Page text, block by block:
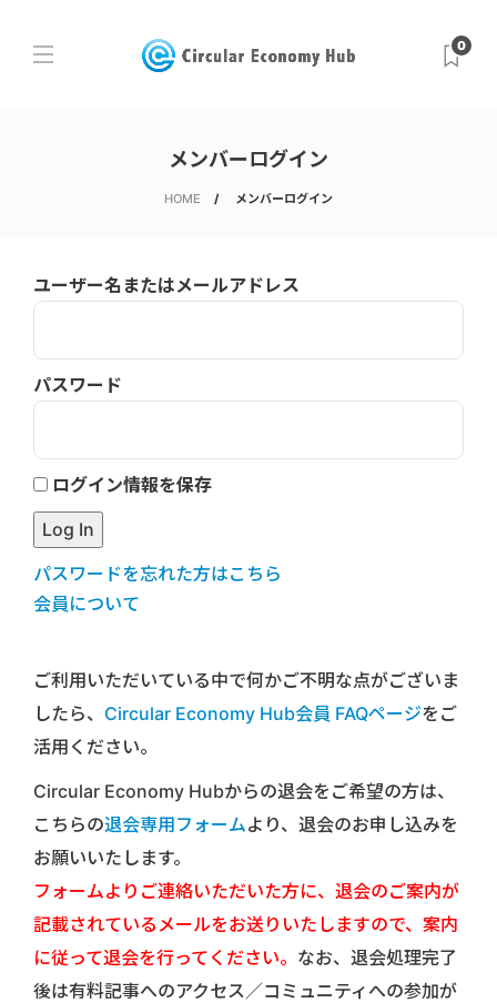
0
メンバーログイン
HOME メンバーログイン
ユーザー名またはメールアドレス
パスワード
ログイン情報を保存
パスワードを忘れた方はこちら
会員について
ご利用いただいている中で何かご不明な点がございま
したら、 Circular Economy Hub会員 FAQページをご
活用ください。
Circular Economy Hubからの退会をご希望の方は、
こちらの退会専用フォームより、退会のお申し込みを
お願いいたします。
フォームよりご連絡いただいた方に、退会のご案内が
記載されているメールをお送りいたしますので、案内
に従って退会を行ってください。 なお、退会処理完了
後は有料記事へのアクセス／コミュニティへの参加が